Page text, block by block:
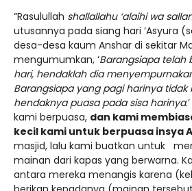
“Rasulullah shallallahu ‘alaihi wa
utusannya pada siang hari ‘Asyura
desa-desa kaum Anshar di sekitar
mengumumkan, ‘Barangsiapa telah
hari, hendaklah dia
Barangsiapa yang pagi harinya tidak
hendaknya puasa pada sisa harinya
kami berpuasa, dan kami
kecil kami untuk berpuasa insya
masjid, lalu kami buatkan untuk
mainan dari kapas yang berwarna.
antara mereka menangis karena